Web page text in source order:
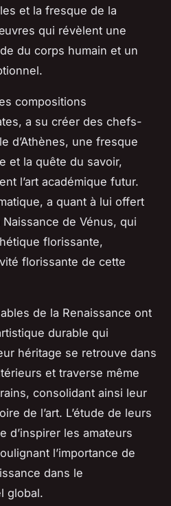
et la fresque de la
qui révèlent une
du corps humain et un
compositions
a su créer des chefs-
d’Athènes, une fresque
et la quête du savoir,
l’art académique futur.
a quant à lui offert
Naissance de Vénus, qui
florissante,
florissante de cette
de la Renaissance ont
durable qui
héritage se retrouve dans
et traverse même
consolidant ainsi leur
de l’art. L’étude de leurs
d’inspirer les amateurs
l’importance de
dans le
global.